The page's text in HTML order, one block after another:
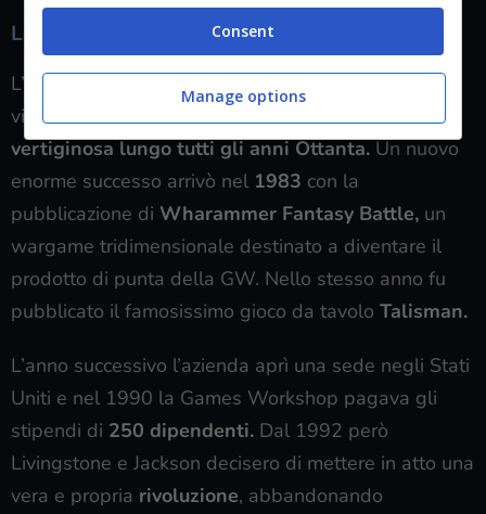
Lo stato attuale dell’azienda Games Workshop
L’azienda costruita da due imprenditori disposti a
vivere in un furgone conobbe unacrescita
vertiginosa lungo tutti gli anni Ottanta.Un nuovo
enorme successo arrivò nel 1983 con la
pubblicazione di Wharammer Fantasy Battle, un
wargame tridimensionale destinato a diventare il
prodotto di punta della GW. Nello stesso anno fu
pubblicato il famosissimo gioco da tavolo Talisman.
L’anno successivo l’azienda aprì una sede negli Stati
Uniti e nel 1990 la Games Workshop pagava gli
stipendi di 250 dipendenti. Dal 1992 però
Livingstone e Jackson decisero di mettere in atto una
vera e propria rivoluzione, abbandonando
Consent
Manage options